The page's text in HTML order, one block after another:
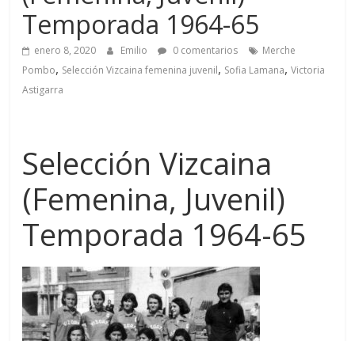
Temporada 1964-65
enero 8, 2020 Emilio 0 comentarios
Merche
Pombo, Selección Vizcaina femenina juvenil, Sofia Lamana,Victoria
Astigarra
Selección Vizcaina
(Femenina, Juvenil)
Temporada 1964-65